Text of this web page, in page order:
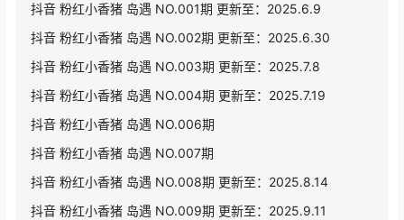
抖音 粉红小香猪 岛遇 NO.001期 更新至：2025.6.9
抖音 粉红小香猪 岛遇 NO.002期 更新至：2025.6.30
抖音 粉红小香猪 岛遇 NO.003期 更新至：2025.7.8
抖音 粉红小香猪 岛遇 NO.004期 更新至：2025.7.19
抖音 粉红小香猪 岛遇 NO.006期
抖音 粉红小香猪 岛遇 NO.007期
抖音 粉红小香猪 岛遇 NO.008期 更新至：2025.8.14
抖音 粉红小香猪 岛遇 NO.009期 更新至：2025.9.11